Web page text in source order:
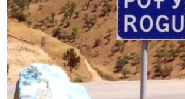
ГУЗОРИШҲОИ РАДИОӢ
Русский
ПАЙГИРӢ КУНЕД